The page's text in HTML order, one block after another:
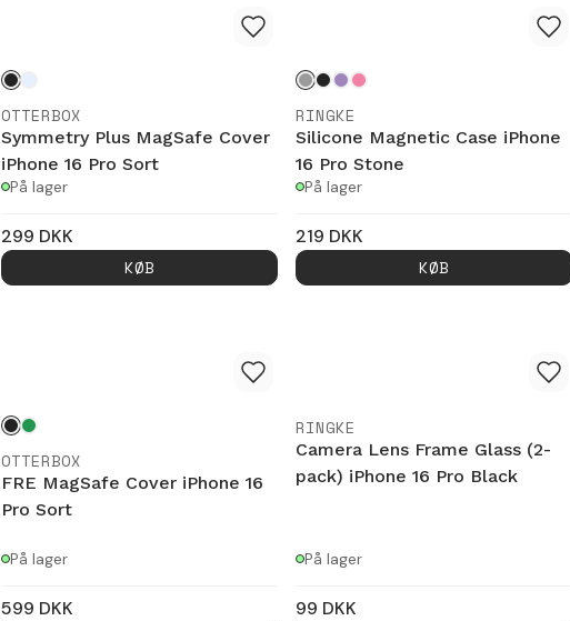
OTTERBOX
Symmetry Plus MagSafe Cover
iPhone 16 Pro Sort
På lager
299 DKK
KØB
RINGKE
Silicone Magnetic Case iPhone
16 Pro Stone
På lager
219 DKK
KØB
OTTERBOX
FRE MagSafe Cover iPhone 16
Pro Sort
På lager
599 DKK
RINGKE
Camera Lens Frame Glass (2-
pack) iPhone 16 Pro Black
På lager
99 DKK